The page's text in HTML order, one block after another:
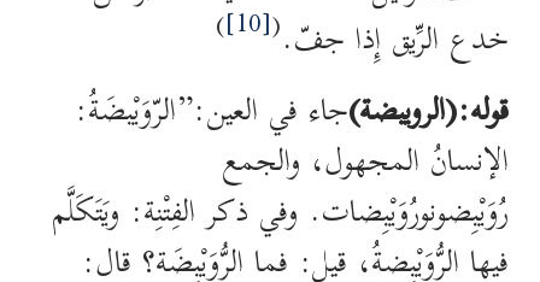
خدع الرِّيق إِذا جفّ.(
[10]
)
قوله:(الرويبضة)جاء في العين:”الرّوَيْبضَةُ:
الإنسانُ المجهول، والجمع
رُوَيْبِضونورُوَيْبِضات. وفي ذكر الفِتْنِة: ويَتَكَلَّم
فيها الرُّوَيْبِضةُ، قيل: فما الرُّوَيْبِضَة؟ قال: